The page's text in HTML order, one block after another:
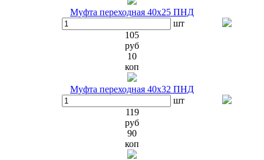
Муфта переходная 40х25 ПНД
шт
105
руб
10
коп
Муфта переходная 40х32 ПНД
шт
119
руб
90
коп